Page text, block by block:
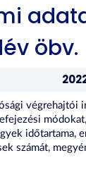
öbv.
végrehajtói
időtartama,
számát,